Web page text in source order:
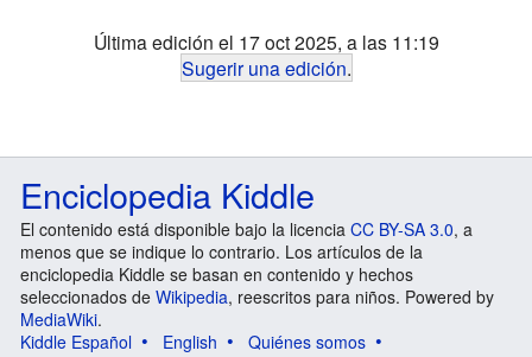
Última edición el 17 oct 2025, a las 11:19
Sugerir una edición.
Enciclopedia Kiddle
El contenido está disponible bajo la licencia CC BY-SA 3.0, a
menos que se indique lo contrario. Los artículos de la
enciclopedia Kiddle se basan en contenido y hechos
seleccionados de Wikipedia, reescritos para niños. Powered by
MediaWiki.
Kiddle Español
English
Quiénes somos